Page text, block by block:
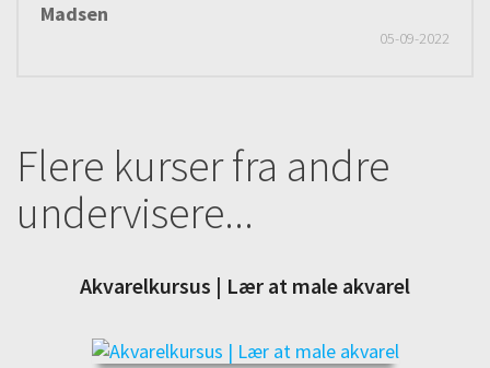
Madsen
05-09-2022
Flere kurser fra andre
undervisere...
Akvarelkursus | Lær at male akvarel